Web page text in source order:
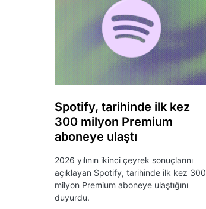
Spotify, tarihinde ilk kez
300 milyon Premium
aboneye ulaştı
2026 yılının ikinci çeyrek sonuçlarını
açıklayan Spotify, tarihinde ilk kez 300
milyon Premium aboneye ulaştığını
duyurdu.